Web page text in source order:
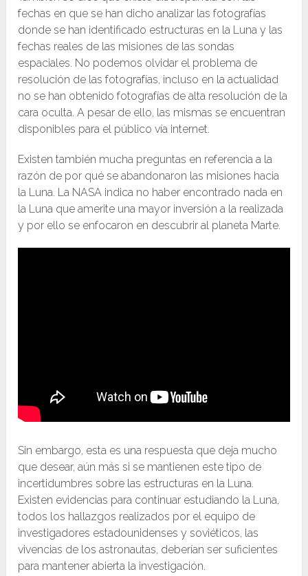
fechas en que se han dicho analizar las fotografías
donde se han identificado estructuras en la Luna y las
fechas reales de las misiones de las sondas
espaciales. No podemos olvidar el problema de
resolución de las fotografías, incluso en la actualidad
no se han obtenido fotografías de alta resolución de la
cara oculta. A pesar de ello, las mismas se encuentran
disponibles para el público vía internet.
Existen también mucha preguntas en referencia a la
razón de por qué se abandonaron las misiones hacia
la Luna. La NASA indica no haber encontrado nada en
la Luna que amerite una mayor inversión a la realizada
y por ello se enfocaron en descubrir al planeta Marte.
Sin embargo, esta es una respuesta que deja mucho
que desear, aún más si se mantienen este tipo de
incertidumbres sobre las estructuras en la Luna.
Existen evidencias para continuar estudiando la Luna,
todos los hallazgos realizados por el equipo de
investigadores estadounidenses y soviéticos, las
vivencias de los astronautas, deberían ser suficientes
para mantener abierta la investigación.